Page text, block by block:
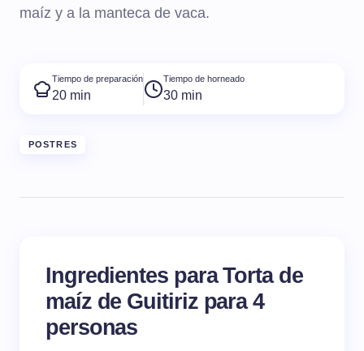
maíz y a la manteca de vaca.
Tiempo de preparación
20 min
Tiempo de horneado
30 min
POSTRES
Ingredientes para Torta de
maíz de Guitiriz para 4
personas